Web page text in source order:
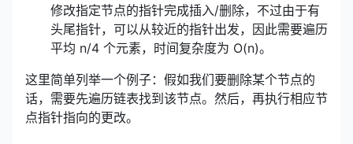
修改指定节点的指针完成插入/删除，不过由于有
头尾指针，可以从较近的指针出发，因此需要遍历
平均 n/4 个元素，时间复杂度为 O(n)。
这里简单列举一个例子：假如我们要删除某个节点的
话，需要先遍历链表找到该节点。然后，再执行相应节
点指针指向的更改。